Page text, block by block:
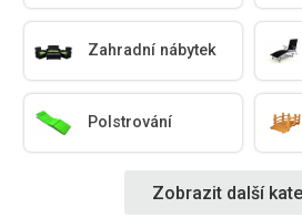
Zahradní nábytek
Polstrování
Zobrazit další